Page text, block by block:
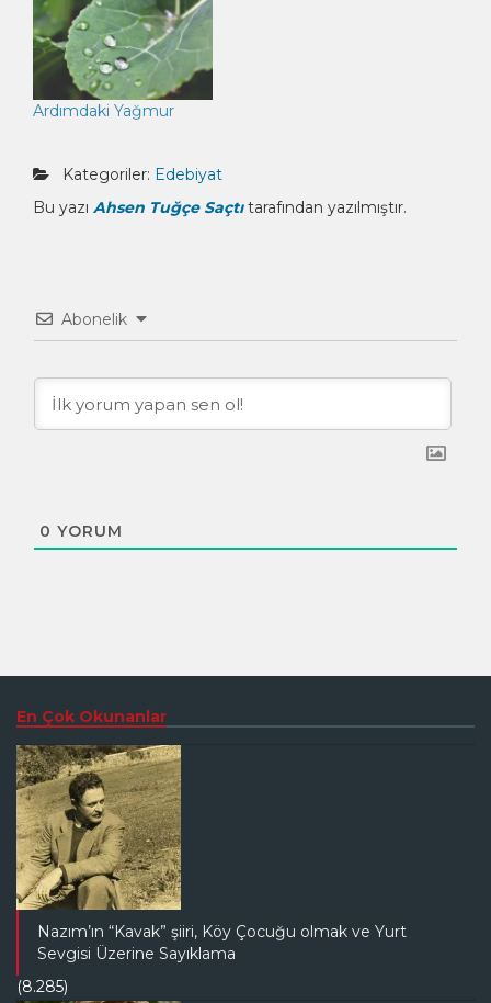
Ardımdaki Yağmur
Kategoriler: Edebiyat
Bu yazı Ahsen Tuğçe Saçtıtarafından yazılmıştır.
Abonelik
0 YORUM
En Çok Okunanlar
Nazım’ın “Kavak” şiiri, Köy Çocuğu olmak ve Yurt
Sevgisi Üzerine Sayıklama
(8.285)